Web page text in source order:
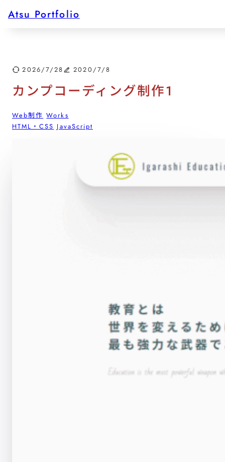
内
容
Atsu Portfolio
2026/7/28 2020/7/8
カンプコーディング制作1
Web制作 Works
HTML・CSS JavaScript